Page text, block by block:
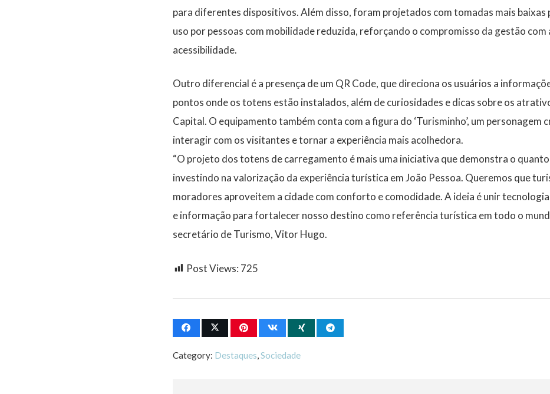
para diferentes dispositivos. Além disso, foram projetados com tomadas mais baixas
uso por pessoas com mobilidade reduzida, reforçando o compromisso da gestão com
acessibilidade.
Outro diferencial é a presença de um QR Code, que direciona os usuários a
pontos onde os totens estão instalados, além de curiosidades e dicas sobre os
Capital. O equipamento também conta com a figura do ‘Turisminho’, um personagem
interagir com os visitantes e tornar a experiência mais acolhedora.
“O projeto dos totens de carregamento é mais uma iniciativa que demonstra o
investindo na valorização da experiência turística em João Pessoa. Queremos que
moradores aproveitem a cidade com conforto e comodidade. A ideia é unir
e informação para fortalecer nosso destino como referência turística em todo o
secretário de Turismo, Vitor Hugo.
Post Views: 725
Category: Destaques,Sociedade